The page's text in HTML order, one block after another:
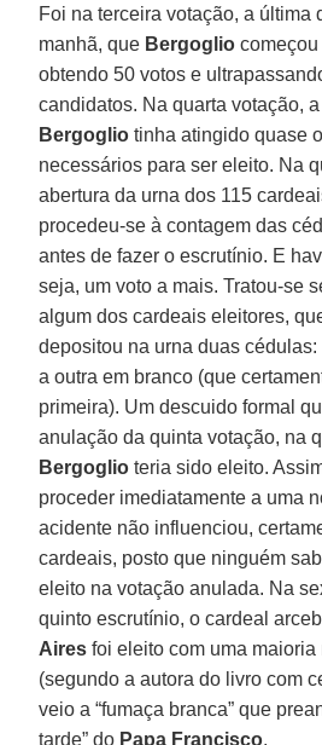
Foi na terceira votação, a última
manhã, que Bergoglio começou
obtendo 50 votos e
candidatos. Na quarta votação,
Bergoglio tinha atingido quase
necessários para ser eleito. Na
abertura da urna dos 115
procedeu-se à contagem das
antes de fazer o escrutínio. E
seja, um voto a mais. Tratou-se
algum dos cardeais eleitores,
depositou na urna duas
a outra em branco (que
primeira). Um descuido formal
anulação da quinta votação, na
Bergoglio teria sido eleito.
proceder imediatamente a uma
acidente não influenciou,
cardeais, posto que ninguém
eleito na votação anulada. Na
quinto escrutínio, o cardeal
Aires foi eleito com uma maioria
(segundo a autora do livro com
veio a “fumaça branca” que
tarde” do Papa Francisco.